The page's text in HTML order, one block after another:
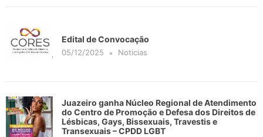
Edital de Convocação
05/12/2025 Noticias
Juazeiro ganha Núcleo Regional de Atendimento
do Centro de Promoção e Defesa dos Direitos de
Lésbicas, Gays, Bissexuais, Travestis e
Transexuais – CPDD LGBT